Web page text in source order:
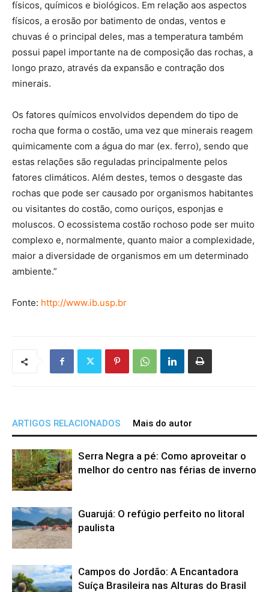
físicos, químicos e biológicos. Em relação aos aspectos
físicos, a erosão por batimento de ondas, ventos e
chuvas é o principal deles, mas a temperatura também
possui papel importante na de composição das rochas, a
longo prazo, através da expansão e contração dos
minerais.
Os fatores químicos envolvidos dependem do tipo de
rocha que forma o costão, uma vez que minerais reagem
quimicamente com a água do mar (ex. ferro), sendo que
estas relações são reguladas principalmente pelos
fatores climáticos. Além destes, temos o desgaste das
rochas que pode ser causado por organismos habitantes
ou visitantes do costão, como ouriços, esponjas e
moluscos. O ecossistema costão rochoso pode ser muito
complexo e, normalmente, quanto maior a complexidade,
maior a diversidade de organismos em um determinado
ambiente.”
Fonte: http://www.ib.usp.br
ARTIGOS RELACIONADOS Mais do autor
Serra Negra a pé: Como aproveitar o
melhor do centro nas férias de inverno
Guarujá: O refúgio perfeito no litoral
paulista
Campos do Jordão: A Encantadora
Suíça Brasileira nas Alturas do Brasil